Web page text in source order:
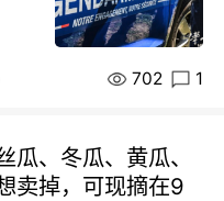
702 1
、冬瓜、黄瓜、
卖掉，可现摘在9